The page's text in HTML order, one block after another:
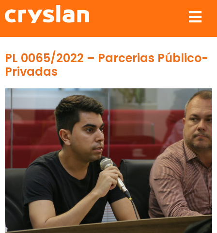
PL 0065/2022 – Parcerias Público-
Privadas